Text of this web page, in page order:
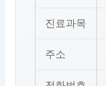
진료과목
주소